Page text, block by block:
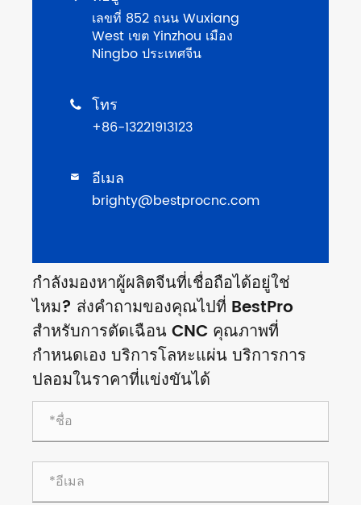
เลขที่ 852 ถนน Wuxiang
West เขต Yinzhou เมือง
Ningbo ประเทศจีน
 โทร
+86-13221913123
 อีเมล
brighty@bestprocnc.com
กำลังมองหาผู้ผลิตจีนที่เชื่อถือได้อยู่ใช่
ไหม? ส่งคำถามของคุณไปที่ BestPro
สำหรับการตัดเฉือน CNC คุณภาพที่
กำหนดเอง บริการโลหะแผ่น บริการการ
ปลอมในราคาที่แข่งขันได้